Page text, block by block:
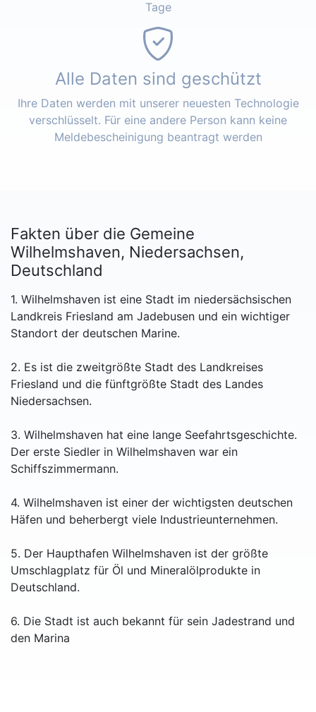
Tage
Alle Daten sind geschützt
Ihre Daten werden mit unserer neuesten Technologie
verschlüsselt. Für eine andere Person kann keine
Meldebescheinigung beantragt werden
Fakten über die Gemeine
Wilhelmshaven, Niedersachsen,
Deutschland
1. Wilhelmshaven ist eine Stadt im niedersächsischen
Landkreis Friesland am Jadebusen und ein wichtiger
Standort der deutschen Marine.
2. Es ist die zweitgrößte Stadt des Landkreises
Friesland und die fünftgrößte Stadt des Landes
Niedersachsen.
3. Wilhelmshaven hat eine lange Seefahrtsgeschichte.
Der erste Siedler in Wilhelmshaven war ein
Schiffszimmermann.
4. Wilhelmshaven ist einer der wichtigsten deutschen
Häfen und beherbergt viele Industrieunternehmen.
5. Der Haupthafen Wilhelmshaven ist der größte
Umschlagplatz für Öl und Mineralölprodukte in
Deutschland.
6. Die Stadt ist auch bekannt für sein Jadestrand und
den Marina